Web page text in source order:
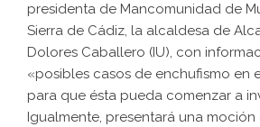
presidenta de Mancomunidad de
Sierra de Cádiz, la alcaldesa de
Dolores Caballero (IU), con
«posibles casos de enchufismo en
para que ésta pueda comenzar a
Igualmente, presentará una